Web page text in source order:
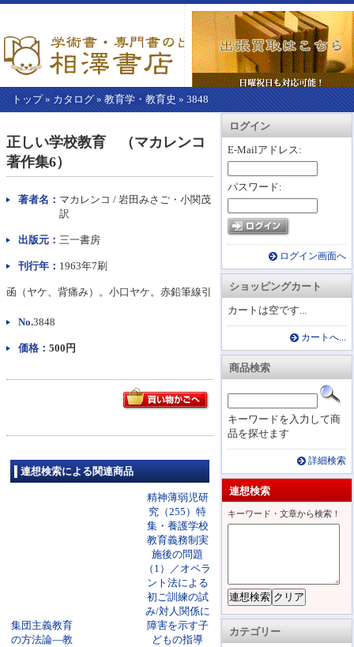
トップ» カタログ » 教育学・教育史 » 3848
カートを見る
ログイン
E-Mailアドレス:
パスワード:
ログイン画面へ
ショッピングカート
カートは空です...
カートへ...
商品検索
キーワードを入力して商
品を探せます
詳細検索
連想検索
キーワード・文章から検索！
カテゴリー
こ
か
ら
本
文】
正しい学校教育 （マカレンコ
著作集6）
著者名： マカレンコ / 岩田みさご・小関茂
訳
出版元： 三一書房
刊行年： 1963年7刷
函（ヤケ、背痛み）。小口ヤケ。赤鉛筆線引
No.3848
価格： 500円
連想検索による関連商品
集団主義教育
の方法論―教
精神薄弱児研
究（255）特
集・養護学校
教育義務制実
施後の問題
（1）／オペラ
ント法による
初ご訓練の試
み/対人関係に
障害を示す子
どもの指導